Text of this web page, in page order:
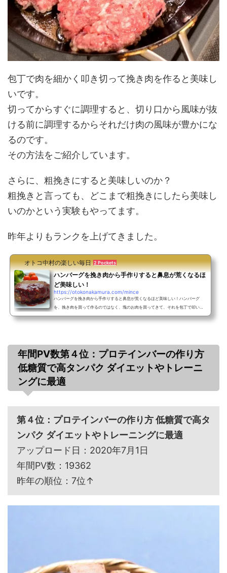
包丁で肉を細かく叩き切って挽き肉を作ると美味し
いです。
切ってからすぐに調理すると、切り口から風味が抜
ける前に調理するからそれだけ肉の風味が豊かにな
るのです。
その方法をご紹介しています。
さらに、粗挽きにすると美味しいのか？
粗挽きと言っても、どこまで粗挽きにしたら美味し
いのかという実験もやってます。
昨年よりもランクを上げてきました。
オトコ中村の楽しい毎日 2 Pockets
ハンバーグを挽き肉から手作りすると鼻息が荒くなるほ
ど美味しい！
https://otokonakamura.com/mince
ハンバーグを挽き肉から手作りすると鼻息が荒くなるほど美味しい！ハンバーグ
を、挽き肉を買って作るのではなく、塊のお肉を買ってきて、それを包丁で叩いて
自分で挽き肉にして作ります。最近の流行りでは、簡単レシピとか手抜きレシピと
次】１．挽肉から作るハンバーグの材料２．ハンバーグに使...
年間PV数第４位：プロテインバーの作り方
低糖質で高タンパク ダイエットやトレーニ
ングに最適
第４位：プロテインバーの作り方 低糖質で高タ
ンパク ダイエットやトレーニングに最適
アップロード日：2020年7月1日
年間PV数：19362
昨年の順位：7位↑